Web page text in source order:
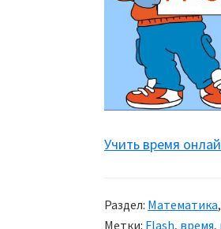
Учить время
Раздел: Математика,
Метки: Flash, время,